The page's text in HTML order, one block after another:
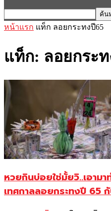
หน้าแรก แท็ก ลอยกระทงปี65
แท็ก: ลอยกระท
หวยกินบ่อยใช่มั้ยวิ..เอามา
เทศกาลลอยกระทงปี 65